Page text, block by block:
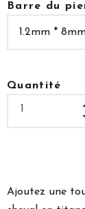
Barre du
Quantité
Ajoutez une